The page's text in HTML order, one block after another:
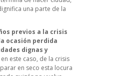
una parte de la
previos a la crisis
ocasión perdida
dignas y
este caso, de la crisis
en seco esta locura